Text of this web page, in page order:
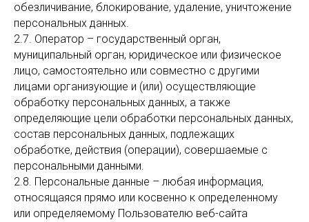
обезличивание, блокирование, удаление, уничтожение
персональных данных.
2.7. Оператор – государственный орган,
муниципальный орган, юридическое или физическое
лицо, самостоятельно или совместно с другими
лицами организующие и (или) осуществляющие
обработку персональных данных, а также
определяющие цели обработки персональных данных,
состав персональных данных, подлежащих
обработке, действия (операции), совершаемые с
персональными данными.
2.8. Персональные данные – любая информация,
относящаяся прямо или косвенно к определенному
или определяемому Пользователю веб-сайта